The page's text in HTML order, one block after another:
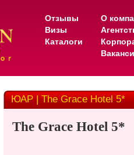
Отзывы
Визы
Каталоги
О
ЮАР | The Grace Hotel 5*
The Grace Hotel 5*